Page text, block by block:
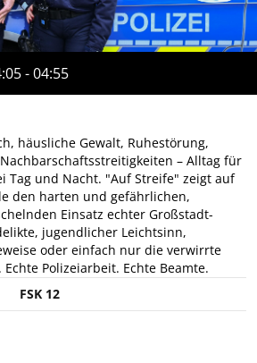
- 04:55
häusliche Gewalt, Ruhestörung,
– Alltag für
Tag und Nacht. "Auf Streife" zeigt auf
den harten und gefährlichen,
Einsatz echter Großstadt-
jugendlicher Leichtsinn,
oder einfach nur die verwirrte
Polizeiarbeit. Echte Beamte.
FSK 12